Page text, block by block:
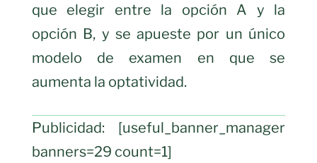
que elegir entre la opción A y la
opción B, y se apueste por un único
modelo de examen en que se
aumenta la optatividad.
Publicidad: [useful_banner_manager
banners=29 count=1]